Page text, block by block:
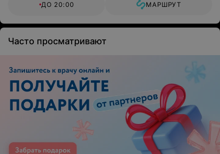
ДО 20:00 МАРШРУТ
Часто просматривают